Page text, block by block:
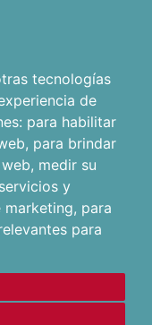
tecnologías
de
para habilitar
, para brindar
, medir su
y
marketing, para
para